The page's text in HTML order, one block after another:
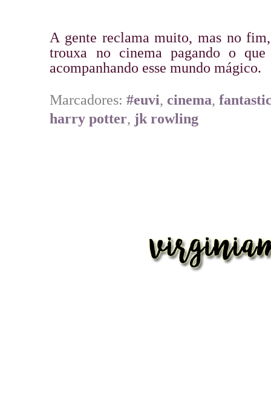
A gente reclama muito, mas no
trouxa no cinema pagando o
acompanhando esse mundo mágico.
Marcadores:#euvi, cinema,
harry potter, jk rowling